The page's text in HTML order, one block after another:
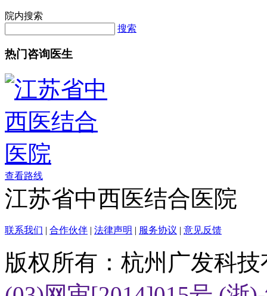
院内搜索
搜索
热门咨询医生
查看路线
江苏省中西医结合医院
联系我们 | 合作伙伴 | 法律声明 | 服务协议 | 意见反馈
版权所有：杭州广发科